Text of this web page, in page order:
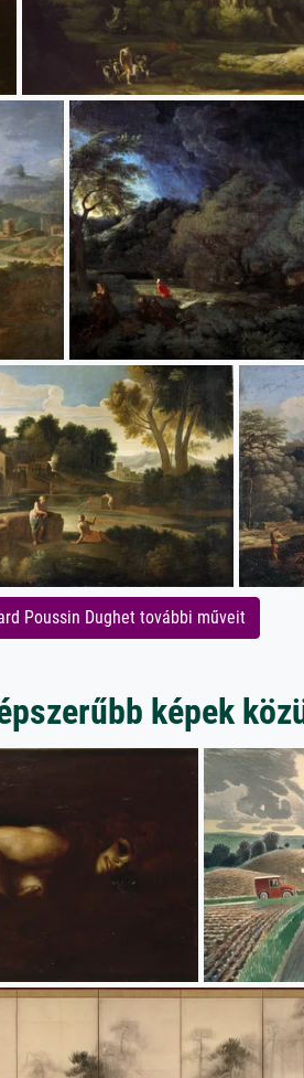
Poussin Dughet további műveit
képek